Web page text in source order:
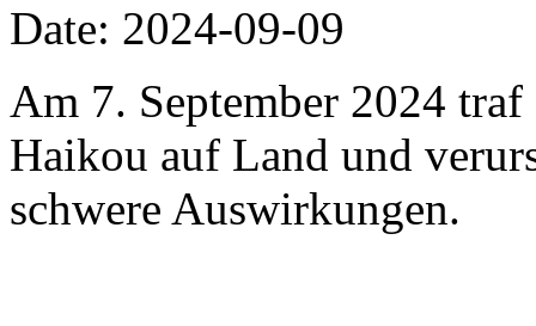
Date: 2024-09-09
Am 7. September 2024
Haikou auf Land und
schwere Auswirkungen.